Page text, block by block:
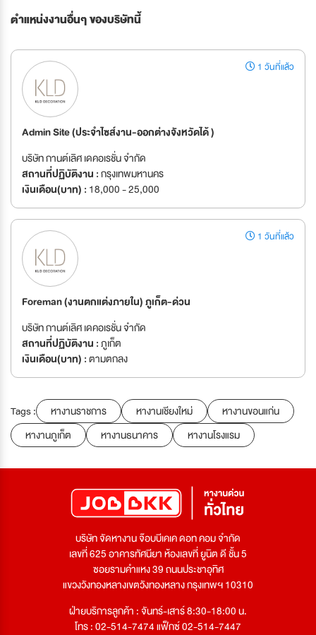
ตำแหน่งงานอื่นๆ ของบริษัทนี้
1 วันที่แล้ว
Admin Site (ประจำไซส์งาน-ออกต่างจังหวัดได้ )
บริษัท กานต์เลิศ เดคอเรชั่น จำกัด
สถานที่ปฏิบัติงาน :กรุงเทพมหานคร
เงินเดือน(บาท) : 18,000 - 25,000
1 วันที่แล้ว
Foreman (งานตกแต่งภายใน) ภูเก็ต-ด่วน
บริษัท กานต์เลิศ เดคอเรชั่น จำกัด
สถานที่ปฏิบัติงาน :ภูเก็ต
เงินเดือน(บาท) :ตามตกลง
Tags : หางานราชการ หางานเชียงใหม่
หางานขอนแก่น
หางานภูเก็ต
หางานธนาคาร หางานโรงแรม
บริษัท จัดหางาน จ๊อบบีเคเค ดอท คอม จำกัด
เลขที่ 625 อาคารทัศนียา ห้องเลขที่ ยูนิต ดี ชั้น 5
ซอยรามคำแหง 39 ถนนประชาอุทิศ
แขวงวังทองหลางเขตวังทองหลาง กรุงเทพฯ 10310
ฝ่ายบริการลูกค้า : จันทร์-เสาร์ 8:30-18:00 น.
โทร : 02-514-7474 แฟ็กซ์ 02-514-7447